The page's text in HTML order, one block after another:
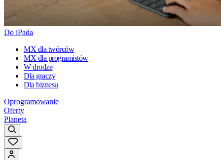
Do iPada
MX dla twórców
MX dla programistów
W drodze
Dla graczy
Dla biznesu
Oprogramowanie
Oferty
Planeta